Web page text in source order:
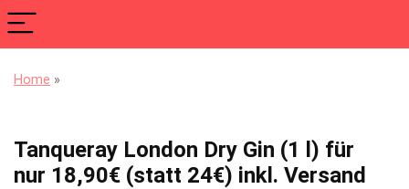
Home »
Tanqueray London Dry Gin (1 l) für
nur 18,90€ (statt 24€) inkl. Versand